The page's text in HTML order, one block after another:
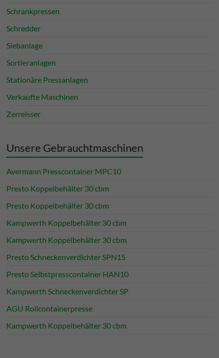
Schrankpressen
Schredder
Siebanlage
Sortieranlagen
Stationäre Pressanlagen
Verkaufte Maschinen
Zerreisser
Unsere Gebrauchtmaschinen
Avermann Presscontainer MPC10
Presto Koppelbehälter 30 cbm
Presto Koppelbehälter 30 cbm
Kampwerth Koppelbehälter 30 cbm
Kampwerth Koppelbehälter 30 cbm
Presto Schneckenverdichter SPN15
Presto Selbstpresscontainer HAN10
Kampwerth Schneckenverdichter SP
AGU Rollcontainerpresse
Kampwerth Koppelbehälter 30 cbm